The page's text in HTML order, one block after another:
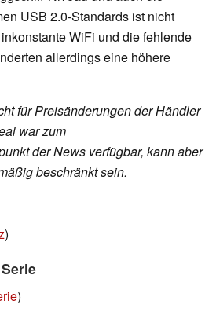
USB 2.0-Standards ist nicht
WiFi und die fehlende
allerdings eine höhere
für Preisänderungen der Händler
war zum
der News verfügbar, kann aber
beschränkt sein.
)
)